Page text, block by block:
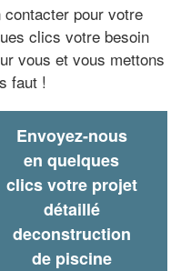
pour votre
clics votre besoin
vous et vous mettons
faut !
Envoyez-nous
en quelques
clics votre projet
détaillé
deconstruction
de piscine